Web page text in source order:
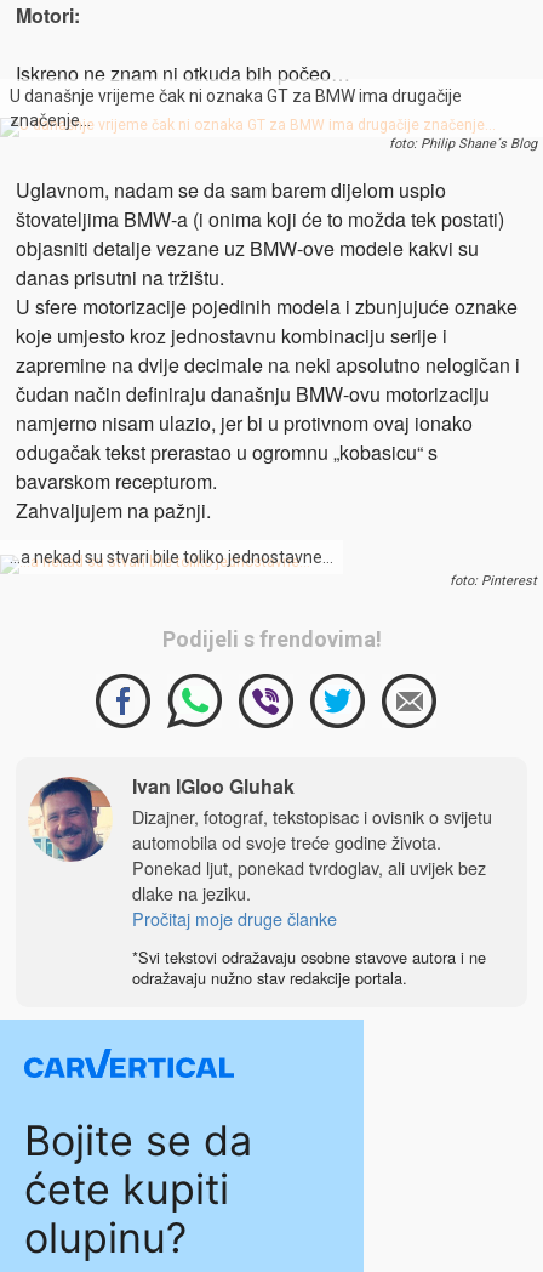
Motori:
Iskreno ne znam ni otkuda bih počeo…
U današnje vrijeme čak ni oznaka GT za BMW ima drugačije
značenje…
foto: Philip Shane´s Blog
Uglavnom, nadam se da sam barem dijelom uspio
štovateljima BMW-a (i onima koji će to možda tek postati)
objasniti detalje vezane uz BMW-ove modele kakvi su
danas prisutni na tržištu.
U sfere motorizacije pojedinih modela i zbunjujuće oznake
koje umjesto kroz jednostavnu kombinaciju serije i
zapremine na dvije decimale na neki apsolutno nelogičan i
čudan način definiraju današnju BMW-ovu motorizaciju
namjerno nisam ulazio, jer bi u protivnom ovaj ionako
odugačak tekst prerastao u ogromnu „kobasicu“ s
bavarskom recepturom.
Zahvaljujem na pažnji.
…a nekad su stvari bile toliko jednostavne…
foto: Pinterest
Podijeli s frendovima!
Ivan IGloo Gluhak
Dizajner, fotograf, tekstopisac i ovisnik o svijetu
automobila od svoje treće godine života.
Ponekad ljut, ponekad tvrdoglav, ali uvijek bez
dlake na jeziku.
Pročitaj moje druge članke
*Svi tekstovi odražavaju osobne stavove autora i ne
odražavaju nužno stav redakcije portala.